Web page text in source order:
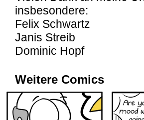
insbesondere:
Felix Schwartz
Janis Streib
Dominic Hopf
Weitere Comics